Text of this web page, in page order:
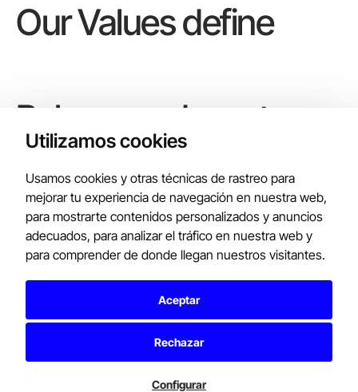
Utilizamos cookies
Usamos cookies y otras técnicas de rastreo para
mejorar tu experiencia de navegación en nuestra web,
para mostrarte contenidos personalizados y anuncios
adecuados, para analizar el tráfico en nuestra web y
para comprender de donde llegan nuestros visitantes.
Aceptar
Rechazar
Configurar
Our Values define
How we work,
Behave and create.